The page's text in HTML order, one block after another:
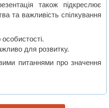
також підкреслює
та важливість спілкування
для розвитку.
питаннями про значення